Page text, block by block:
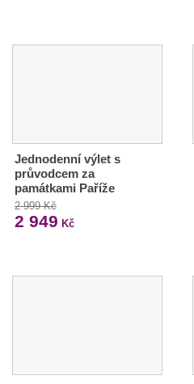
Jednodenní výlet s
průvodcem za
památkami Paříže
2 999 Kč
2 949 Kč